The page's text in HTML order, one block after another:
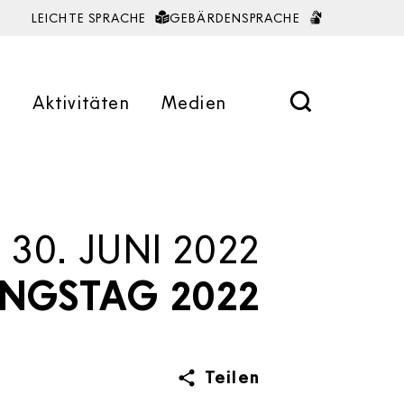
LEICHTE SPRACHE GEBÄRDENSPRACHE
Unsere Unterstiftungen
Antworten auf häufig gestellte
Aktivitäten 25 Jahre BW Stiftung
Medien
Presse
30. JUNI 2022
2022
Teilen